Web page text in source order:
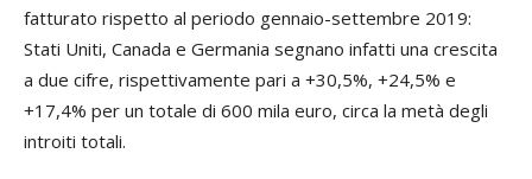
fatturato rispetto al periodo gennaio-settembre 2019:
Stati Uniti, Canada e Germania segnano infatti una crescita
a due cifre, rispettivamente pari a +30,5%, +24,5% e
+17,4% per un totale di 600 mila euro, circa la metà degli
introiti totali.